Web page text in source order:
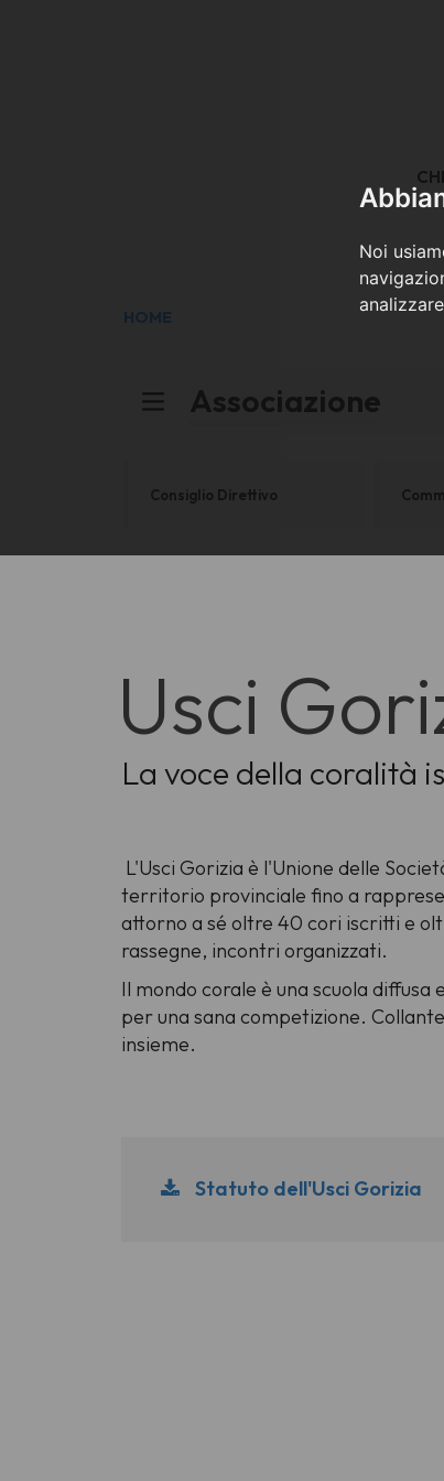
Noi
HOME
Associazione
Consiglio Direttivo
Usci
La voce della coralità
L'Usci Gorizia è l'Unione delle
territorio provinciale fino a
attorno a sé oltre 40 cori iscritti e
rassegne, incontri organizzati.
Il mondo corale è una scuola
per una sana competizione.
insieme.
Statuto dell'Usci Gorizia